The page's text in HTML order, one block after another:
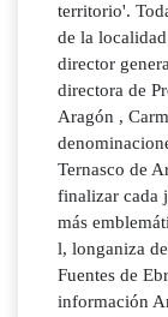
territorio'.
de la
director
directora de
Aragón ,
Ternasco de
finalizar cada
más
l, longaniza
Fuentes de
información